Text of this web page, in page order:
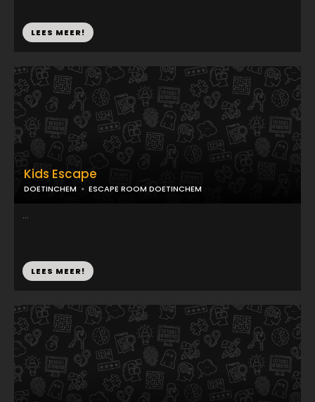
LEES MEER!
Kids Escape
DOETINCHEM ESCAPE ROOM DOETINCHEM
...
LEES MEER!